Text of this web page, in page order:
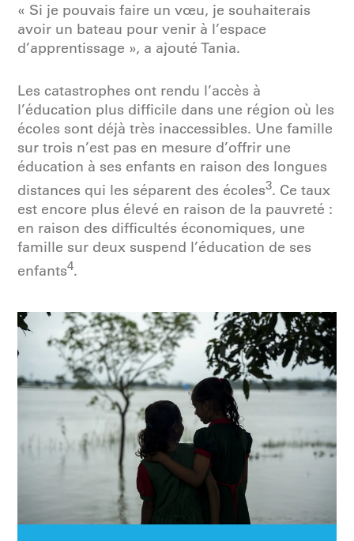
« Si je pouvais faire un vœu, je souhaiterais
avoir un bateau pour venir à l’espace
d’apprentissage », a ajouté Tania.
Les catastrophes ont rendu l’accès à
l’éducation plus difficile dans une région où les
écoles sont déjà très inaccessibles. Une famille
sur trois n’est pas en mesure d’offrir une
éducation à ses enfants en raison des longues
distances qui les séparent des écoles3. Ce taux
est encore plus élevé en raison de la pauvreté :
en raison des difficultés économiques, une
famille sur deux suspend l’éducation de ses
enfants4.